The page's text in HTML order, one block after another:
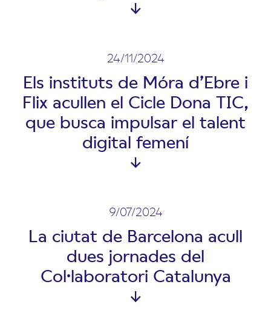
24/11/2024
Els instituts de Móra d’Ebre i
Flix acullen el Cicle Dona TIC,
que busca impulsar el talent
digital femení
9/07/2024
La ciutat de Barcelona acull
dues jornades del
Col·laboratori Catalunya